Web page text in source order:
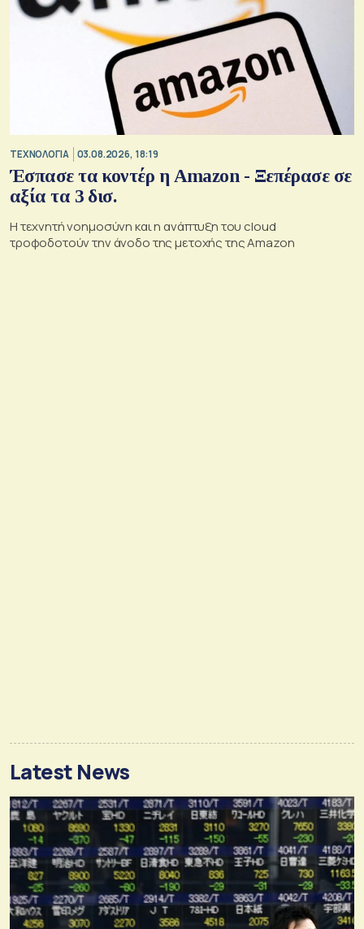
ΤΕΧΝΟΛΟΓΙΑ 03.08.2026, 18:19
Έσπασε τα κοντέρ η Amazon - Ξεπέρασε σε
αξία τα 3 δισ.
Η τεχνητή νοημοσύνη και η ανάπτυξη του cloud
τροφοδοτούν την άνοδο της μετοχής της Amazon
Latest News